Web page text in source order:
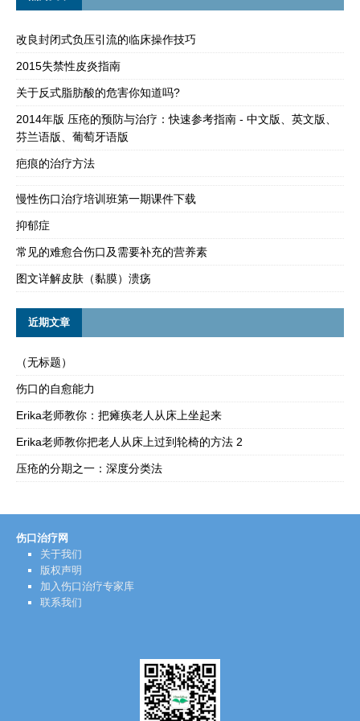
改良封闭式负压引流的临床操作技巧
2015失禁性皮炎指南
关于反式脂肪酸的危害你知道吗?
2014年版 压疮的预防与治疗：快速参考指南 - 中文版、英文版、
芬兰语版、葡萄牙语版
疤痕的治疗方法
慢性伤口治疗培训班第一期课件下载
抑郁症
常见的难愈合伤口及需要补充的营养素
图文详解皮肤（黏膜）溃疡
近期文章
（无标题）
伤口的自愈能力
Erika老师教你：把瘫痪老人从床上坐起来
Erika老师教你把老人从床上过到轮椅的方法 2
压疮的分期之一：深度分类法
伤口治疗网
关于我们
版权声明
加入伤口治疗专家库
联系我们